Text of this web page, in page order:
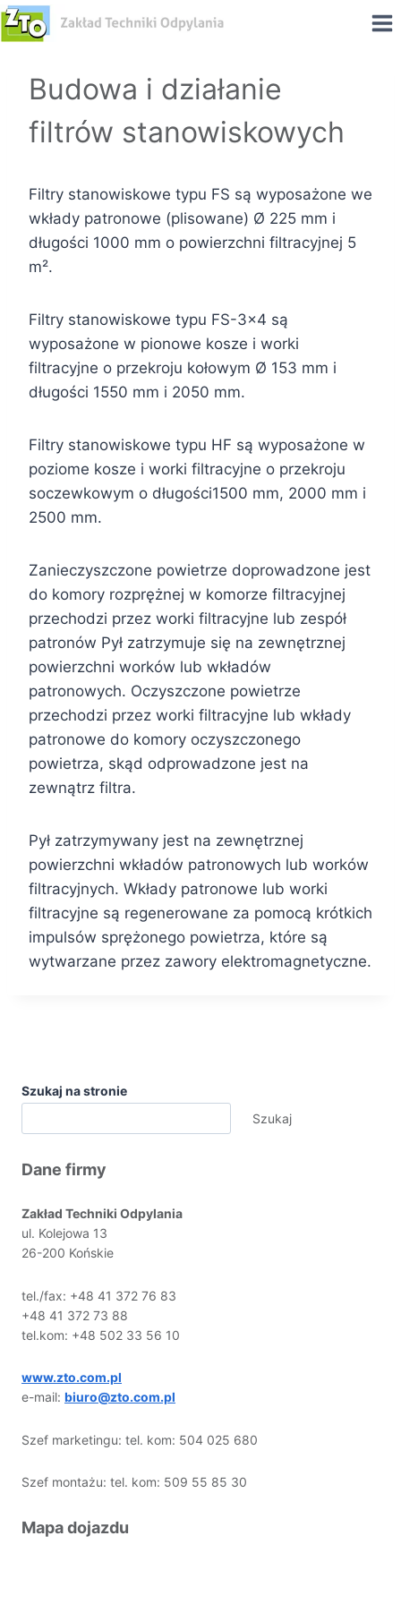
Przeskocz
do
Budowa i działanie
filtrów stanowiskowych
Filtry stanowiskowe typu FS są wyposażone we
wkłady patronowe (plisowane) Ø 225 mm i
długości 1000 mm o powierzchni filtracyjnej 5
m².
Filtry stanowiskowe typu FS-3×4 są
wyposażone w pionowe kosze i worki
filtracyjne o przekroju kołowym Ø 153 mm i
długości 1550 mm i 2050 mm.
Filtry stanowiskowe typu HF są wyposażone w
poziome kosze i worki filtracyjne o przekroju
soczewkowym o długości1500 mm, 2000 mm i
2500 mm.
Zanieczyszczone powietrze doprowadzone jest
do komory rozprężnej w komorze filtracyjnej
przechodzi przez worki filtracyjne lub zespół
patronów Pył zatrzymuje się na zewnętrznej
powierzchni worków lub wkładów
patronowych. Oczyszczone powietrze
przechodzi przez worki filtracyjne lub wkłady
patronowe do komory oczyszczonego
powietrza, skąd odprowadzone jest na
zewnątrz filtra.
Pył zatrzymywany jest na zewnętrznej
powierzchni wkładów patronowych lub worków
filtracyjnych. Wkłady patronowe lub worki
filtracyjne są regenerowane za pomocą krótkich
impulsów sprężonego powietrza, które są
wytwarzane przez zawory elektromagnetyczne.
Szukaj na stronie
Szukaj
Dane firmy
Zakład Techniki Odpylania
ul. Kolejowa 13
26-200 Końskie
tel./fax: +48 41 372 76 83
+48 41 372 73 88
tel.kom: +48 502 33 56 10
www.zto.com.pl
e-mail: biuro@zto.com.pl
Szef marketingu: tel. kom: 504 025 680
Szef montażu: tel. kom: 509 55 85 30
Mapa dojazdu